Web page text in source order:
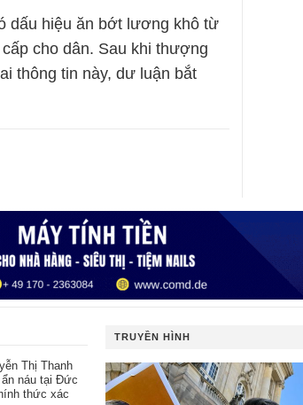
dấu hiệu ăn bớt lương khô từ
cho dân. Sau khi thượng
thông tin này, dư luận bắt
Thị Thanh
ẩn náu tại Đức
thức xác
TRUYỀN HÌNH